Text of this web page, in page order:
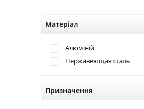
Матеріал
Алюміній
Нержавеющая сталь
Призначення